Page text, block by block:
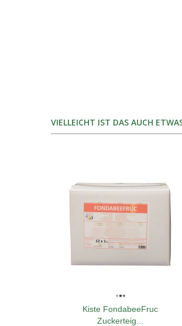
VIELLEICHT IST DAS AUCH
Kiste FondabeeFruc
Zuckerteig...